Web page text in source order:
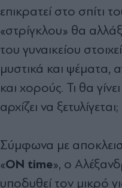
επικρατεί στο σπίτι
«στρίγκλου» θα
του γυναικείου
μυστικά και ψέματα,
και χορούς. Τι θα
αρχίζει να
Σύμφωνα με
«ΟΝ time», ο
υποδυθεί τον μικρό